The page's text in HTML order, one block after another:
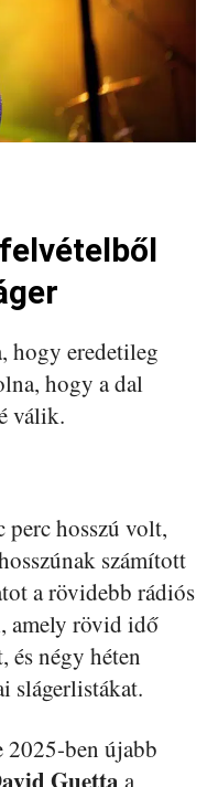
hogy eredetileg
hogy a dal
válik.
hosszú volt,
számított
a rövidebb rádiós
amely rövid idő
és négy héten
slágerlistákat.
2025-ben újabb